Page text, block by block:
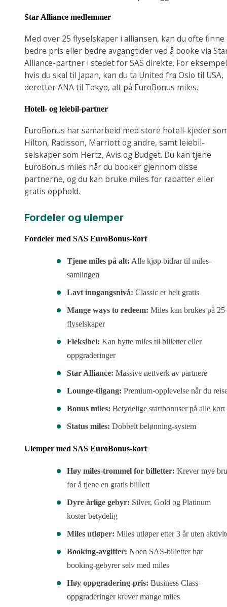
Star Alliance medlemmer
Med over 25 flyselskaper i alliansen, kan du ofte finne
bedre pris eller bedre avgangtider ved å booke via
Alliance-partner i stedet for SAS direkte. For
hvis du skal til Japan, kan du ta United fra Oslo til USA,
deretter ANA til Tokyo, alt på EuroBonus miles.
Hotell- og leiebil-partner
EuroBonus har samarbeid med store hotell-kjeder
Hilton, Radisson, Marriott og andre, samt leiebil-
selskaper som Hertz, Avis og Budget. Du kan tjene
EuroBonus miles når du booker gjennom disse
partnerne, og du kan bruke miles for rabatter eller
gratis opphold.
Fordeler og ulemper
Fordeler med SAS EuroBonus-kort
Tjene miles på alt: Alle kjøp bidrar til miles-
samlingen
Lavt inngangsnivå: Classic er helt gratis
Mange ways to redeem: Miles kan brukes på
flyselskaper
Fleksibel: Kan bytte miles til billetter eller
oppgraderinger
Star Alliance: Massive nettverk av partnere
Lounge-tilgang: Premium-opplevelse når du
Bonus miles: Betydelige startbonuser på alle kort
Status miles: Dobbelt belønning-system
Ulemper med SAS EuroBonus-kort
Høy miles-trommel for billetter: Krever mye
for å tjene en gratis billlett
Dyre årlige gebyr: Silver, Gold og Platinum
koster betydelig
Miles utløper: Miles utløper etter 3 år uten
Booking-avgifter: Noen SAS-billetter har
booking-gebyrer selv med miles
Høy oppgradering-pris: Business Class-
oppgraderinger krever mange miles